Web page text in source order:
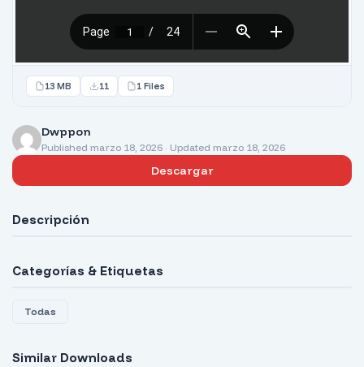
13 MB 11 1 Files
Dwppon
Published marzo 18, 2026 · Updated marzo 18, 2026
Descargar
Descripción
Categorías & Etiquetas
Todas
Similar Downloads